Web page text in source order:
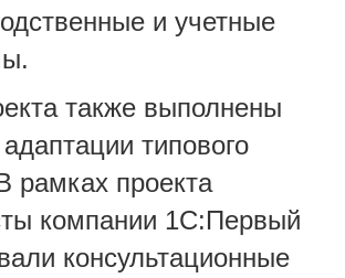
и учетные
также выполнены
типового
рамках проекта
компании 1С:Первый
консультационные